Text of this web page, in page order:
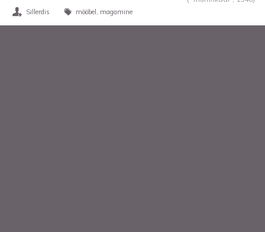
Sillerdis mööbel magamine